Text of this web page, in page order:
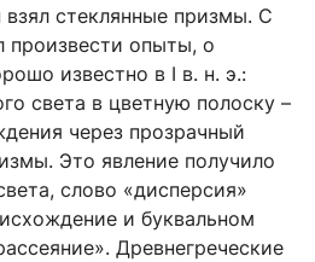
стеклянные призмы. С
опыты, о
известно в I в. н. э.:
света в цветную полоску –
через прозрачный
Это явление получило
слово «дисперсия»
и буквальном
Древнегреческие